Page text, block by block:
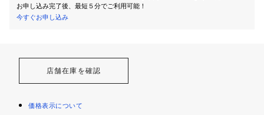
お申し込み完了後、最短５分でご利用可能！
今すぐお申し込み
店舗在庫を確認
価格表示について